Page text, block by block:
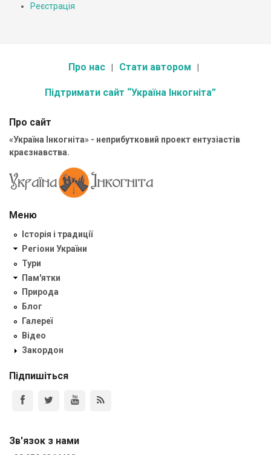
Реєстрація
Про нас Стати автором
Підтримати сайт “Україна Інкогніта”
Про сайт
«Україна Інкогніта» - неприбутковий проект ентузіастів
краєзнавства.
Меню
Історія і традиції
Регіони України
Тури
Пам'ятки
Природа
Блог
Галереї
Відео
Закордон
Підпишіться
Зв'язок з нами